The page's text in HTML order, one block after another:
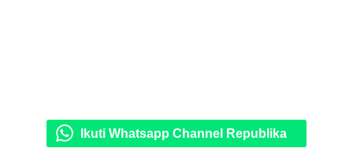
Ikuti Whatsapp Channel Republika